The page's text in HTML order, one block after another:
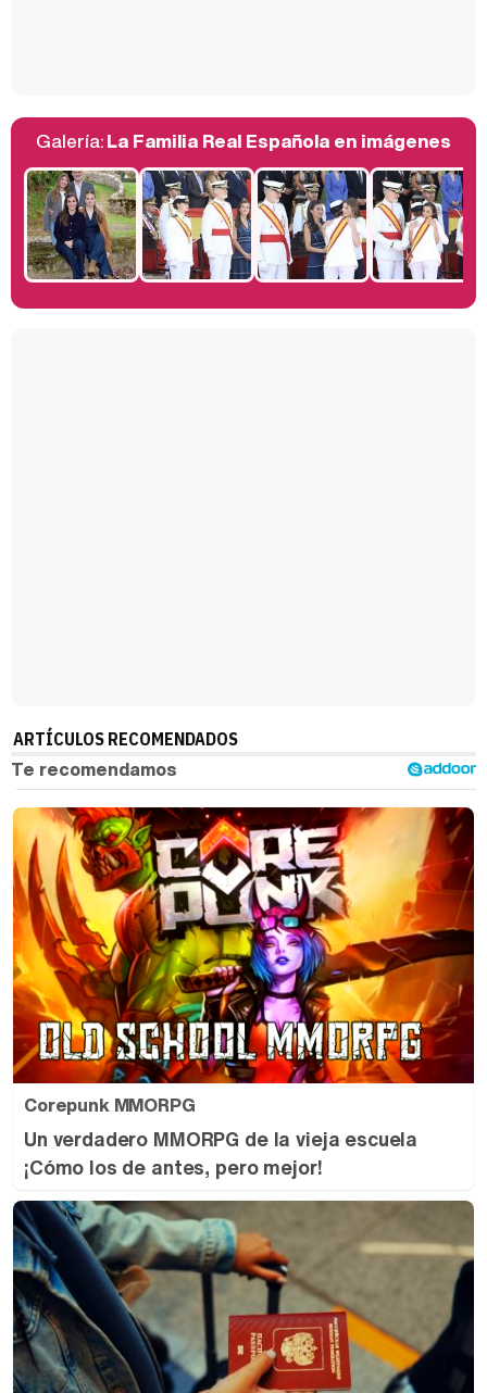
Belén Esteban: "Estoy emocionada, muy contenta y muy feliz por llegar a RTVE"
Manu Baqueiro: "Tuve como referente a Bruce Willis en 'Luz de Luna' para mi trabajo en la serie 'Perdiendo el juicio'"
Galería:La Familia Real Española en imágenes
ARTÍCULOS RECOMENDADOS
Corepunk MMORPG
Un verdadero MMORPG de la vieja escuela
¡Cómo los de antes, pero mejor!